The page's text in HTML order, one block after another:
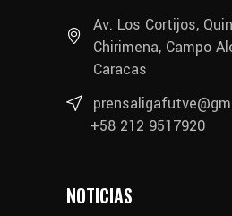
Av. Los Cortijos,
Chirimena, Campo
Caracas
+58 212 9517920
NOTICIAS